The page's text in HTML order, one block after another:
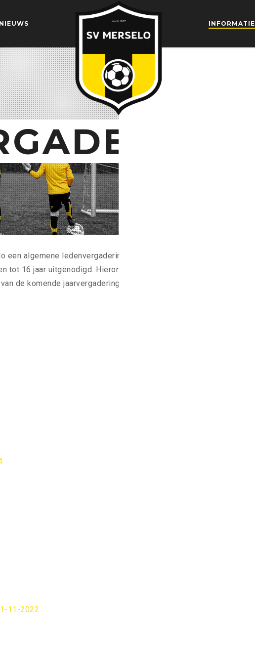
NIEUWS INFORMATIE
een algemene ledenvergadering.
tot 16 jaar uitgenodigd. Hieronder zijn de
de komende jaarvergadering weergegeven.
11-2022